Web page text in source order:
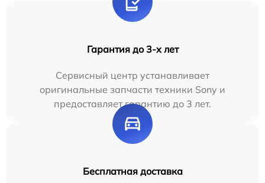
Гарантия до 3-х лет
Сервисный центр устанавливает
оригинальные запчасти техники Sony и
предоставляет гарантию до 3 лет.
Бесплатная доставка